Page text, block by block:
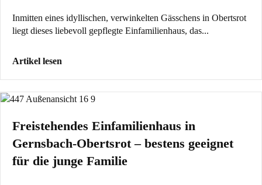
Inmitten eines idyllischen, verwinkelten Gässchens in Obertsrot
liegt dieses liebevoll gepflegte Einfamilienhaus, das...
Artikel lesen
Freistehendes Einfamilienhaus in
Gernsbach-Obertsrot – bestens geeignet
für die junge Familie